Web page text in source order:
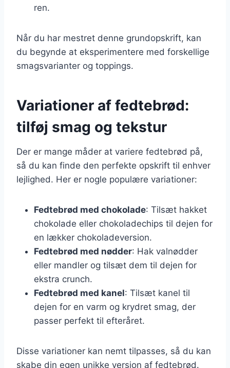
ren.
Når du har mestret denne grundopskrift, kan
du begynde at eksperimentere med forskellige
smagsvarianter og toppings.
Variationer af fedtebrød:
tilføj smag og tekstur
Der er mange måder at variere fedtebrød på,
så du kan finde den perfekte opskrift til enhver
lejlighed. Her er nogle populære variationer:
Fedtebrød med chokolade: Tilsæt hakket
chokolade eller chokoladechips til dejen for
en lækker chokoladeversion.
Fedtebrød med nødder: Hak valnødder
eller mandler og tilsæt dem til dejen for
ekstra crunch.
Fedtebrød med kanel: Tilsæt kanel til
dejen for en varm og krydret smag, der
passer perfekt til efteråret.
Disse variationer kan nemt tilpasses, så du kan
skabe din egen unikke version af fedtebrød.